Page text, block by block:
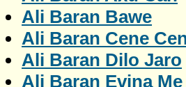
Ali Baran Bawe
Ali Baran Cene
Ali Baran Dilo Jaro
Ali Baran Evina